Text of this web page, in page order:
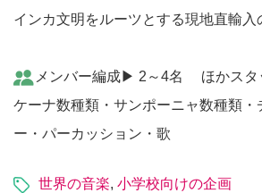
インカ文明をルーツとする現地直輸入
メンバー編成▶︎ 2～4名 ほかスタ
ケーナ数種類・サンポーニャ数種類・
ー・パーカッション・歌
世界の音楽, 小学校向けの企画